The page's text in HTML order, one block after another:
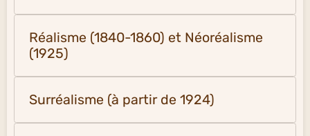
Réalisme (1840-1860) et Néoréalisme
(1925)
Surréalisme (à partir de 1924)